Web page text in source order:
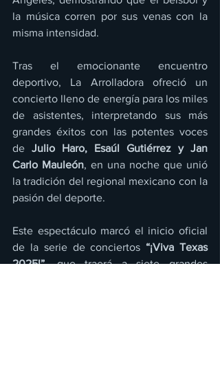
la música corren por sus venas con la
misma intensidad.
Tras el emocionante encuentro
deportivo, La Arrolladora ofreció un
concierto lleno de energía para los miles
de asistentes, interpretando sus más
grandes éxitos con las potentes voces
de Julio Haro, Esaúl Gutiérrez y Jan
Carlo Mauleón, en una noche que unió
la tradición del regional mexicano con la
pasión del deporte.
Este espectáculo marcó el inicio oficial
de la serie de conciertos “¡Viva Texas
2025!”, que traerá a siete grandes